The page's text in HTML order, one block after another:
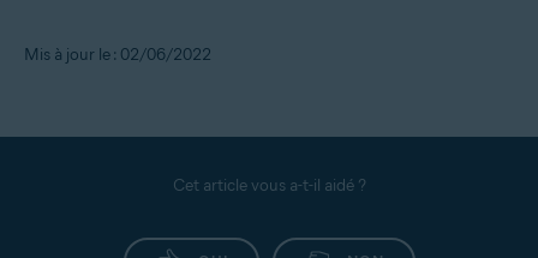
Mis à jour le : 02/06/2022
Cet article vous a-t-il aidé ?